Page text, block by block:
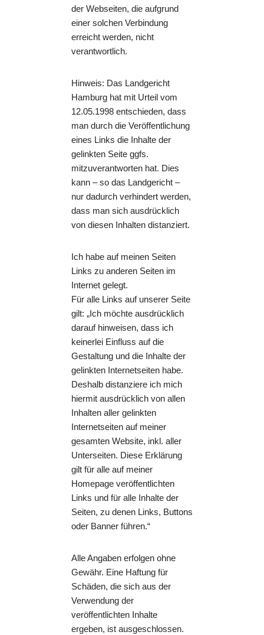
der Webseiten, die aufgrund
einer solchen Verbindung
erreicht werden, nicht
verantwortlich.
Hinweis: Das Landgericht
Hamburg hat mit Urteil vom
12.05.1998 entschieden, dass
man durch die Veröffentlichung
eines Links die Inhalte der
gelinkten Seite ggfs.
mitzuverantworten hat. Dies
kann – so das Landgericht –
nur dadurch verhindert werden,
dass man sich ausdrücklich
von diesen Inhalten distanziert.
Ich habe auf meinen Seiten
Links zu anderen Seiten im
Internet gelegt.
Für alle Links auf unserer Seite
gilt: „Ich möchte ausdrücklich
darauf hinweisen, dass ich
keinerlei Einfluss auf die
Gestaltung und die Inhalte der
gelinkten Internetseiten habe.
Deshalb distanziere ich mich
hiermit ausdrücklich von allen
Inhalten aller gelinkten
Internetseiten auf meiner
gesamten Website, inkl. aller
Unterseiten. Diese Erklärung
gilt für alle auf meiner
Homepage veröffentlichten
Links und für alle Inhalte der
Seiten, zu denen Links, Buttons
oder Banner führen.“
Alle Angaben erfolgen ohne
Gewähr. Eine Haftung für
Schäden, die sich aus der
Verwendung der
veröffentlichten Inhalte
ergeben, ist ausgeschlossen.